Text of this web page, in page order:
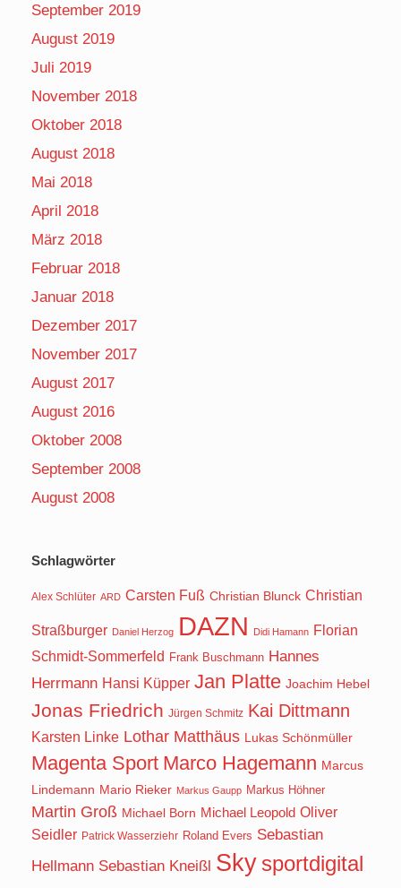
September 2019
August 2019
Juli 2019
November 2018
Oktober 2018
August 2018
Mai 2018
April 2018
März 2018
Februar 2018
Januar 2018
Dezember 2017
November 2017
August 2017
August 2016
Oktober 2008
September 2008
August 2008
Schlagwörter
Alex Schlüter ARD Carsten Fuß Christian Blunck Christian
Straßburger Daniel Herzog DAZN Didi Hamann Florian
Schmidt-Sommerfeld Frank Buschmann Hannes
Herrmann Hansi Küpper Jan Platte Joachim Hebel
Jonas Friedrich Jürgen Schmitz Kai Dittmann
Karsten Linke Lothar Matthäus Lukas Schönmüller
Magenta Sport Marco Hagemann Marcus
Lindemann Mario Rieker Markus Gaupp Markus Höhner
Martin Groß Michael Born Michael Leopold Oliver
Seidler Patrick Wasserziehr Roland Evers Sebastian
Hellmann Sebastian Kneißl Sky sportdigital